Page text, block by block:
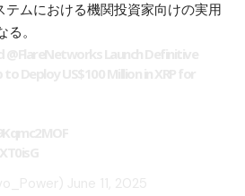
テムにおける機関投資家向けの実用
。